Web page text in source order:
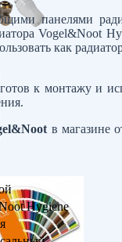
панелями
Vogel&Noot
как
к монтажу и
в магазине
Hygiene